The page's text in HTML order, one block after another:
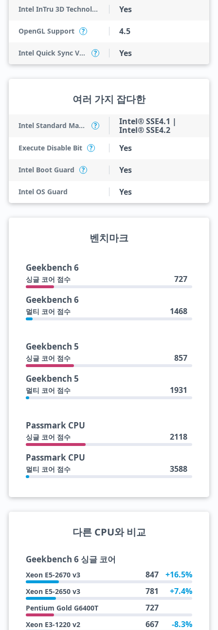
Intel InTru 3D Technology Yes
OpenGL Support ? 4.5
Intel Quick Sync Video ? Yes
여러 가지 잡다한
Intel Standard Manageability (ISM) ?
Intel® SSE4.1 |
Intel® SSE4.2
Execute Disable Bit ? Yes
Intel Boot Guard ? Yes
Intel OS Guard Yes
벤치마크
Geekbench 6
싱글 코어 점수 727
Geekbench 6
멀티 코어 점수 1468
Geekbench 5
싱글 코어 점수 857
Geekbench 5
멀티 코어 점수 1931
Passmark CPU
싱글 코어 점수 2118
Passmark CPU
멀티 코어 점수 3588
다른 CPU와 비교
Geekbench 6 싱글 코어
Xeon E5-2670 v3 847 +16.5%
Xeon E5-2650 v3 781 +7.4%
Pentium Gold G6400T 727
Xeon E3-1220 v2 667 -8.3%